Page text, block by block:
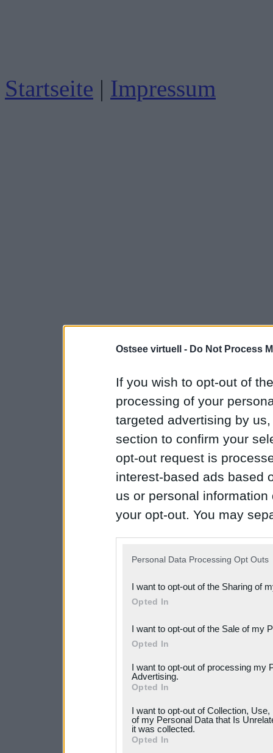
Ostsee virtuell - Do Not Process
If you wish to opt-out of
processing of your
targeted advertising by
section to confirm your
opt-out request is
interest-based ads based
us or personal
your opt-out. You may
Downstream Participants
third parties.
Please note that this
not limited to your visit or
grant or deny consent to
your data for below
consent section.
Personal Data Processing Opt Outs
I want to opt-out of the Sharing of
Opted In
I want to opt-out of the Sale of my
Opted In
I want to opt-out of processing my
Advertising.
Opted In
I want to opt-out of Collection,
of my Personal Data that Is
it was collected.
Opted In
Startseite | Impressum